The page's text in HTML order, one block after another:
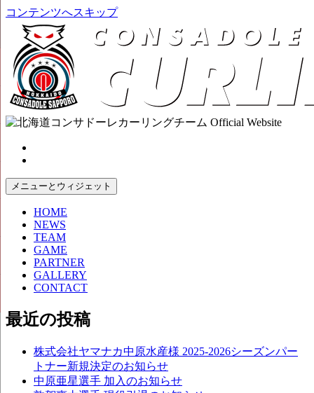
コンテンツへスキップ
メニューとウィジェット
HOME
NEWS
TEAM
GAME
PARTNER
GALLERY
CONTACT
最近の投稿
株式会社ヤマナカ中原水産様 2025-2026シーズンパー
トナー新規決定のお知らせ
中原亜星選手 加入のお知らせ